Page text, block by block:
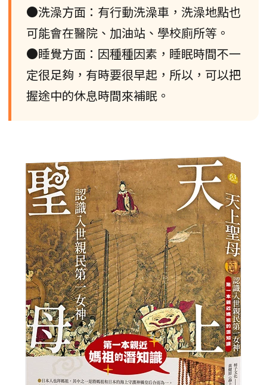
●洗澡方面：有行動洗澡車，洗澡地點也
可能會在醫院、加油站、學校廁所等。
●睡覺方面：因種種因素，睡眠時間不一
定很足夠，有時要很早起，所以，可以把
握途中的休息時間來補眠。